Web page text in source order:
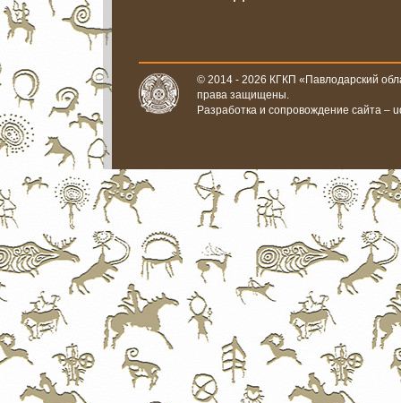
© 2014 - 2026 КГКП «Павлодарский
права защищены.
Разработка и сопровождение сайта –